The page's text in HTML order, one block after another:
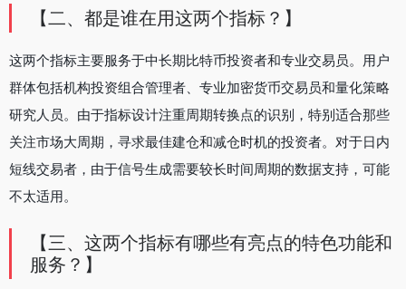
【二、都是谁在用这两个指标？】
这两个指标主要服务于中长期比特币投资者和专业交易员。用户
群体包括机构投资组合管理者、专业加密货币交易员和量化策略
研究人员。由于指标设计注重周期转换点的识别，特别适合那些
关注市场大周期，寻求最佳建仓和减仓时机的投资者。对于日内
短线交易者，由于信号生成需要较长时间周期的数据支持，可能
不太适用。
【三、这两个指标有哪些有亮点的特色功能和
服务？】